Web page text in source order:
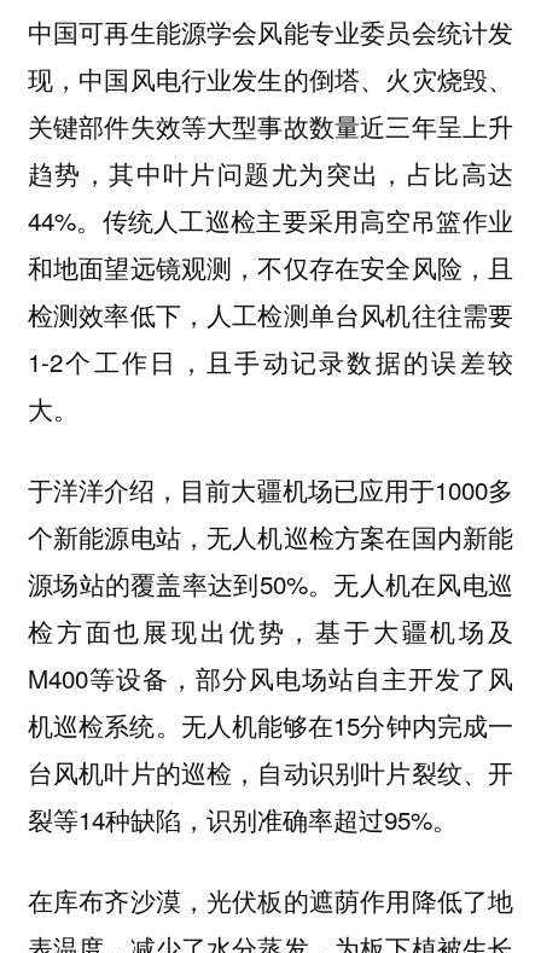
中国可再生能源学会风能专业委员会统计发
现，中国风电行业发生的倒塔、火灾烧毁、
关键部件失效等大型事故数量近三年呈上升
趋势，其中叶片问题尤为突出，占比高达
44%。传统人工巡检主要采用高空吊篮作业
和地面望远镜观测，不仅存在安全风险，且
检测效率低下，人工检测单台风机往往需要
1-2个工作日，且手动记录数据的误差较
大。
于洋洋介绍，目前大疆机场已应用于1000多
个新能源电站，无人机巡检方案在国内新能
源场站的覆盖率达到50%。无人机在风电巡
检方面也展现出优势，基于大疆机场及
M400等设备，部分风电场站自主开发了风
机巡检系统。无人机能够在15分钟内完成一
台风机叶片的巡检，自动识别叶片裂纹、开
裂等14种缺陷，识别准确率超过95%。
在库布齐沙漠，光伏板的遮荫作用降低了地